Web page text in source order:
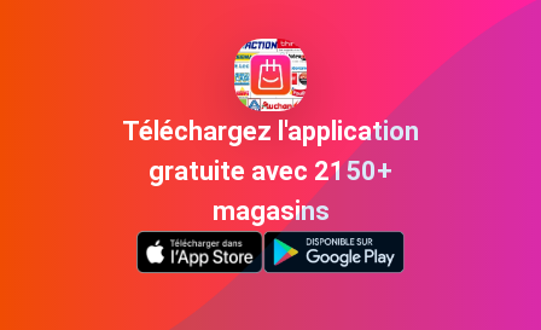
Téléchargez l'application
gratuite avec 2150+
magasins